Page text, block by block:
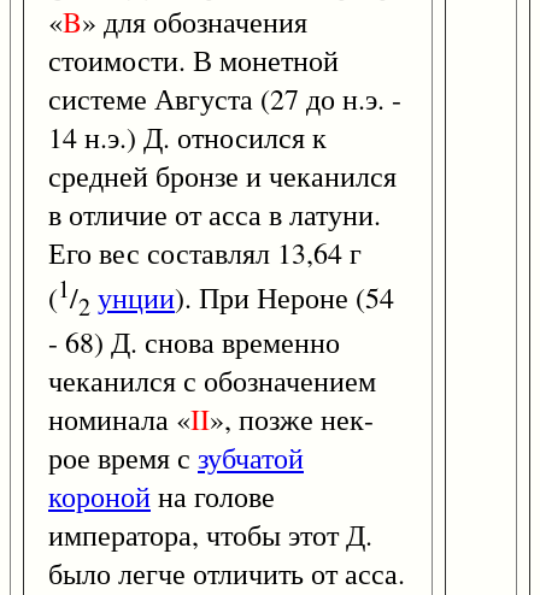
«B» для обозначения
стоимости. В монетной
системе Августа (27 до н.э. -
14 н.э.) Д. относился к
средней бронзе и чеканился
в отличие от асса в латуни.
Его вес составлял 13,64 г
(1/2 унции). При Нероне (54
- 68) Д. снова временно
чеканился с обозначением
номинала «II», позже нек-
рое время с зубчатой
коронойна голове
императора, чтобы этот Д.
было легче отличить от асса.